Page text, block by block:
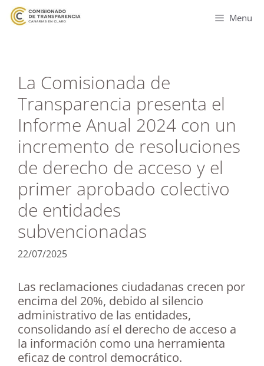
Menu
La Comisionada de
Transparencia presenta el
Informe Anual 2024 con un
incremento de resoluciones
de derecho de acceso y el
primer aprobado colectivo
de entidades
subvencionadas
22/07/2025
Las reclamaciones ciudadanas crecen por
encima del 20%, debido al silencio
administrativo de las entidades,
consolidando así el derecho de acceso a
la información como una herramienta
eficaz de control democrático.